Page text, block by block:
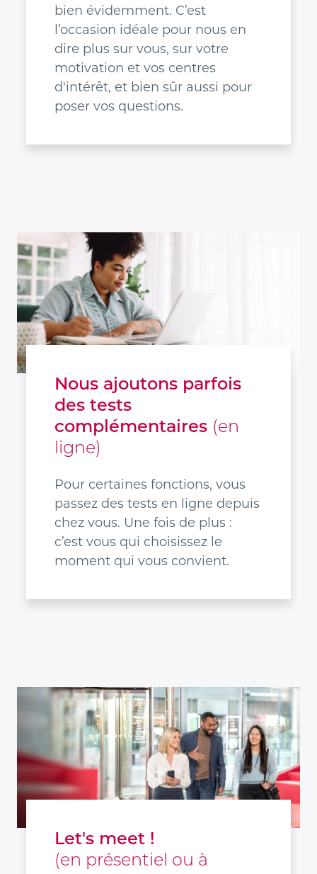
bien évidemment. C’est
l’occasion idéale pour nous en
dire plus sur vous, sur votre
motivation et vos centres
d'intérêt, et bien sûr aussi pour
poser vos questions.
Nous ajoutons parfois
des tests
complémentaires (en
ligne)
Pour certaines fonctions, vous
passez des tests en ligne depuis
chez vous. Une fois de plus :
c’est vous qui choisissez le
moment qui vous convient.
Let's meet !
(en présentiel ou à